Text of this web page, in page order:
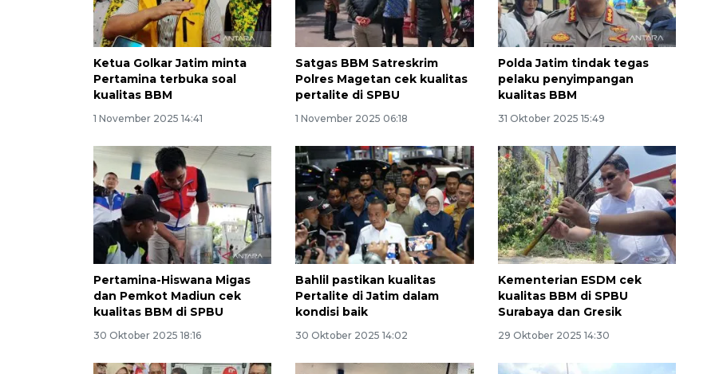
Ketua Golkar Jatim minta
Pertamina terbuka soal
kualitas BBM
1 November 2025 14:41
Satgas BBM Satreskrim
Polres Magetan cek kualitas
pertalite di SPBU
1 November 2025 06:18
Polda Jatim tindak tegas
pelaku penyimpangan
kualitas BBM
31 Oktober 2025 15:49
Pertamina-Hiswana Migas
dan Pemkot Madiun cek
kualitas BBM di SPBU
30 Oktober 2025 18:16
Bahlil pastikan kualitas
Pertalite di Jatim dalam
kondisi baik
30 Oktober 2025 14:02
Kementerian ESDM cek
kualitas BBM di SPBU
Surabaya dan Gresik
29 Oktober 2025 14:30